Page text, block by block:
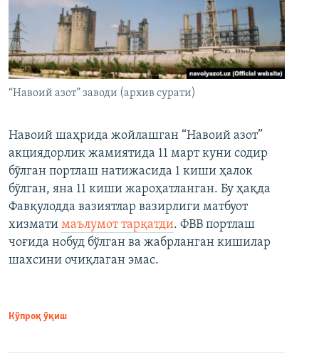
“Навоий азот” заводи (архив сурати)
Навоий шаҳрида жойлашган “Навоий азот”
акциядорлик жамиятида 11 март куни содир
бўлган портлаш натижасида 1 киши ҳалок
бўлган, яна 11 киши жароҳатланган. Бу ҳақда
Фавқулодда вазиятлар вазирлиги матбуот
хизмати маълумот тарқатди. ФВВ портлаш
чоғида нобуд бўлган ва жабрланган кишилар
шахсини очиқлаган эмас.
Кўпроқ ўқиш